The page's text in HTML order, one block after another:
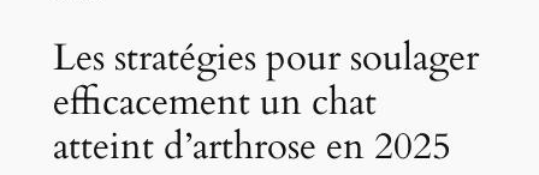
Les stratégies pour soulager
efficacement un chat
atteint d’arthrose en 2025